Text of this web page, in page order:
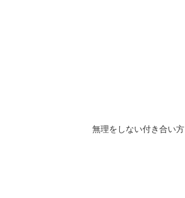
無理をしない付き合い方